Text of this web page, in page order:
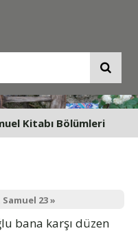
Kitabı Bölümleri
Samuel 23 »
bana karşı düzen